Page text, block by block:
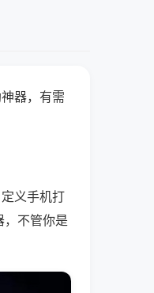
器，有需
义手机打
，不管你是